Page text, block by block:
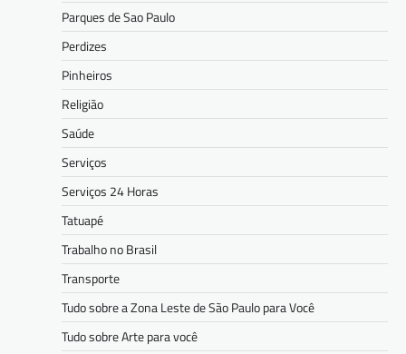
Parques de Sao Paulo
Perdizes
Pinheiros
Religião
Saúde
Serviços
Serviços 24 Horas
Tatuapé
Trabalho no Brasil
Transporte
Tudo sobre a Zona Leste de São Paulo para Você
Tudo sobre Arte para você